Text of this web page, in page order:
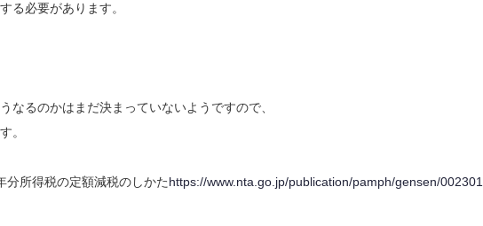
る必要があります。
なるのかはまだ決まっていないようですので、
。
所得税の定額減税のしかたhttps://www.nta.go.jp/publication/pamph/gensen/